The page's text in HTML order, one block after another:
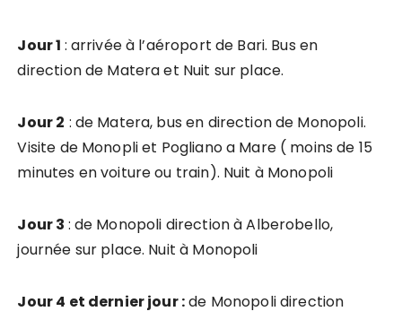
Jour 1 : arrivée à l’aéroport de Bari. Bus en
direction de Matera et Nuit sur place.
Jour 2 : de Matera, bus en direction de Monopoli.
Visite de Monopli et Pogliano a Mare ( moins de 15
minutes en voiture ou train). Nuit à Monopoli
Jour 3 : de Monopoli direction à Alberobello,
journée sur place. Nuit à Monopoli
Jour 4 et dernier jour :de Monopoli direction